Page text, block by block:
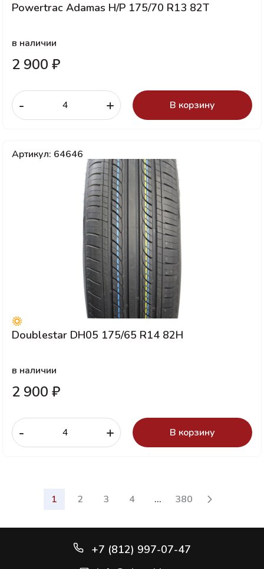
Powertrac Adamas H/P 175/70 R13 82T
в наличии
2 900 ₽
- + В корзину
Артикул: 64646
Doublestar DH05 175/65 R14 82H
в наличии
2 900 ₽
- + В корзину
1 2 3 4 ... 380
+7 (812) 997-07-47